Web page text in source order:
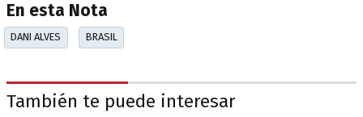
En esta Nota
DANI ALVES BRASIL
También te puede interesar